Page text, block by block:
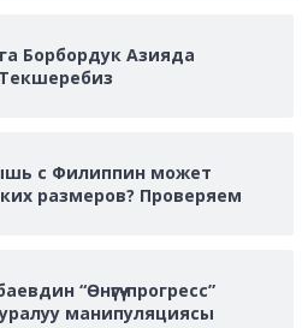
Борбордук Азияда
с Филиппин может
размеров? Проверяем
“Өнүгүү-прогресс”
манипуляциясы